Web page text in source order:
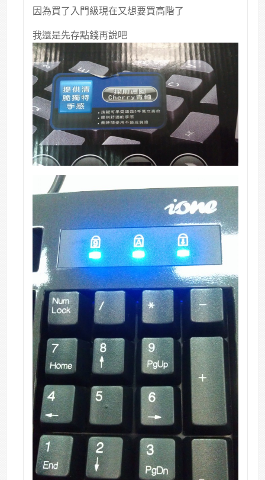
因為買了入門級現在又想要買高階了
我還是先存點錢再說吧